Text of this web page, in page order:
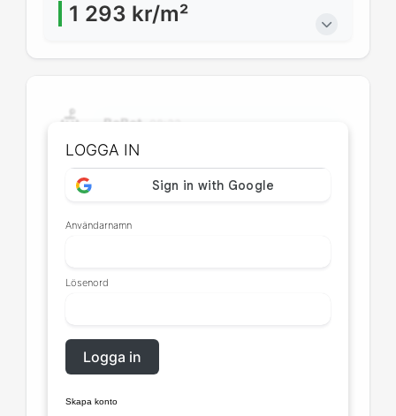
1 293 kr/m²
LOGGA IN
Användarnamn
Lösenord
Logga in
Skapa konto
BoBot
Hej! Jag är BoBot. Vad vill du
veta om Brf Svea?
Finns det en skuld och tillgångsanalys?